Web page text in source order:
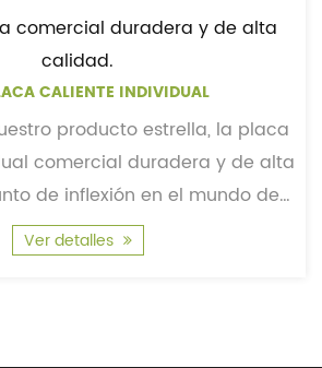
comercial duradera y de alta
calidad.
CALIENTE INDIVIDUAL
producto estrella, la placa
comercial duradera y de alta
de inflexión en el mundo de
los...
Ver detalles